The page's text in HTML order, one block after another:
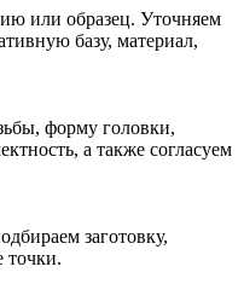
или образец. Уточняем
базу, материал,
форму головки,
а также согласуем
заготовку,
точки.